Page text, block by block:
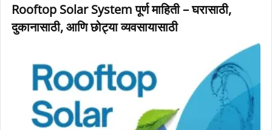
Rooftop Solar System पूर्ण माहिती – घरासाठी,
दुकानासाठी, आणि छोट्या व्यवसायासाठी
Rooftop
Solar
माहिती
घरासाठी,
दुकानासाठी,